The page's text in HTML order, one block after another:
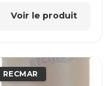
Voir le produit
RECMAR